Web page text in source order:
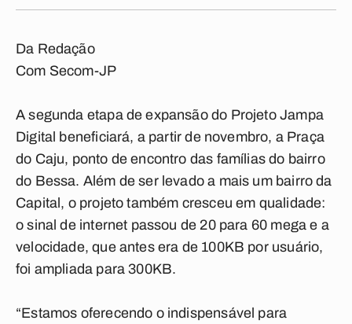
Da Redação
Com Secom-JP
A segunda etapa de expansão do Projeto Jampa
Digital beneficiará, a partir de novembro, a Praça
do Caju, ponto de encontro das famílias do bairro
do Bessa. Além de ser levado a mais um bairro da
Capital, o projeto também cresceu em qualidade:
o sinal de internet passou de 20 para 60 mega e a
velocidade, que antes era de 100KB por usuário,
foi ampliada para 300KB.
“Estamos oferecendo o indispensável para